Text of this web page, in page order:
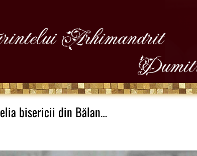
bisericii din Bălan…